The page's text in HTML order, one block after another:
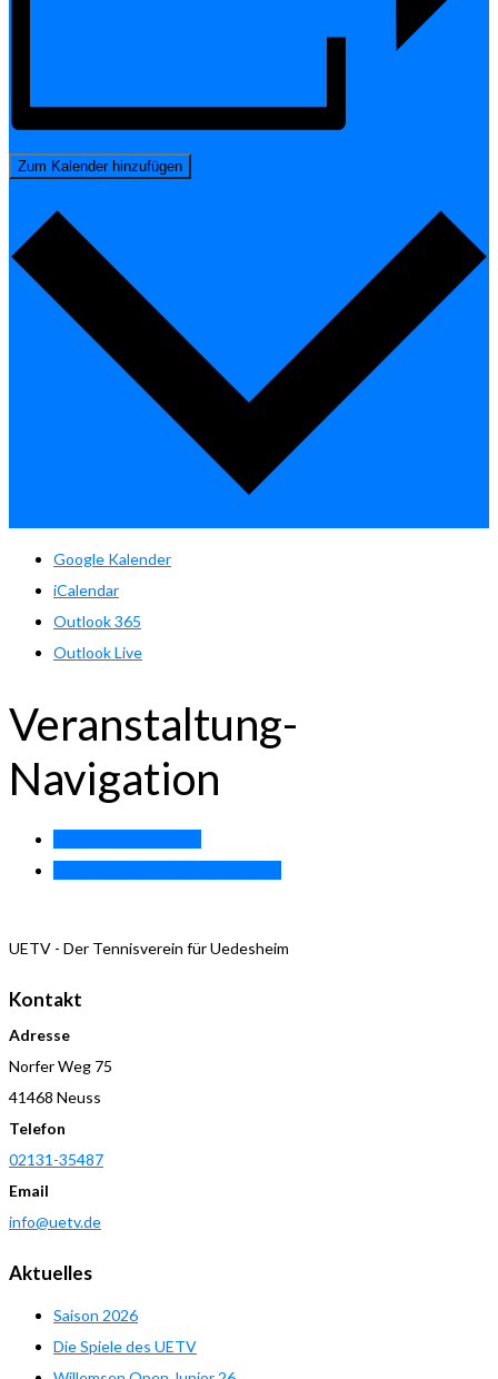
Zum Kalender hinzufügen
Google Kalender
iCalendar
Outlook 365
Outlook Live
Veranstaltung-
Navigation
UETV - Der Tennisverein für Uedesheim
Kontakt
Adresse
Norfer Weg 75
41468 Neuss
Telefon
02131-35487
Email
info@uetv.de
Aktuelles
Saison 2026
Die Spiele des UETV